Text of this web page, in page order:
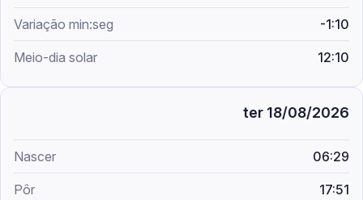
-1:10
12:10
ter 18/08/2026
06:29
17:51